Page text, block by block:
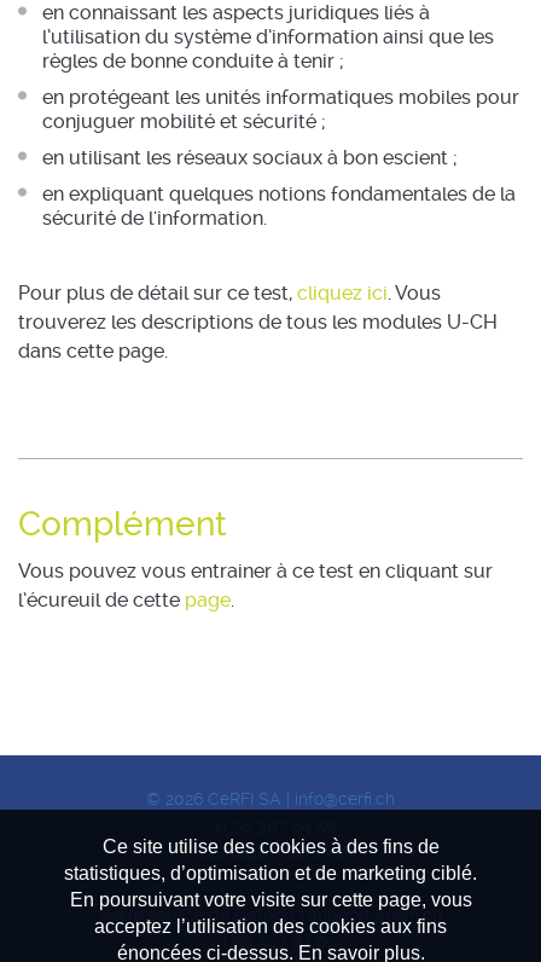
en connaissant les aspects juridiques liés à
l’utilisation du système d’information ainsi que les
règles de bonne conduite à tenir ;
en protégeant les unités informatiques mobiles pour
conjuguer mobilité et sécurité ;
en utilisant les réseaux sociaux à bon escient ;
en expliquant quelques notions fondamentales de la
sécurité de l'information.
Pour plus de détail sur ce test, cliquez ici. Vous
trouverez les descriptions de tous les modules U-CH
dans cette page.
Complément
Vous pouvez vous entrainer à ce test en cliquant sur
l’écureuil de cette page.
© 2026 CeRFI SA | info@cerfi.ch
(Carouge - Genève)
Notre service de support |
support@cerfi.ch
+41 58 307 84 60
Ce site utilise des cookies à des fins de
statistiques, d’optimisation et de marketing ciblé.
En poursuivant votre visite sur cette page, vous
acceptez l’utilisation des cookies aux fins
énoncées ci-dessus. En savoir plus.